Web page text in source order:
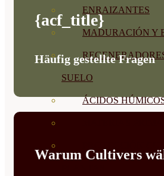
ENRAIZANTES
MADURACIÓN Y
SUELO
ÁCIDOS
{acf_title}
Häufig gestellte Fragen
Warum Cultivers